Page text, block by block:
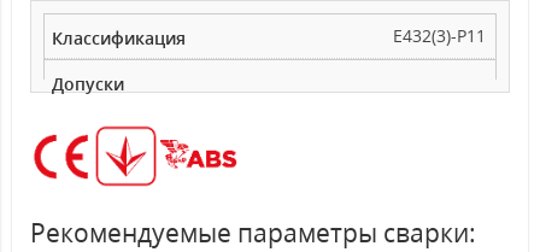
Е432(3)-Р11
Рекомендуемые параметры сварки: